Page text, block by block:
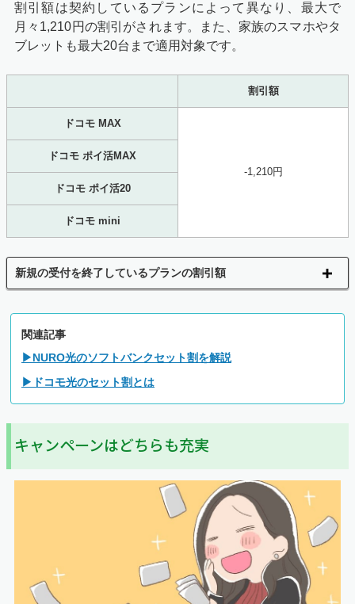
割引額は契約しているプランによって異なり、最大で
月々1,210円の割引がされます。また、家族のスマホやタ
ブレットも最大20台まで適用対象です。
割引額
ドコモ MAX
-1,210円
ドコモ ポイ活MAX
ドコモ ポイ活20
ドコモ mini
新規の受付を終了しているプランの割引額
関連記事
▶NURO光のソフトバンクセット割を解説
▶ドコモ光のセット割とは
キャンペーンはどちらも充実